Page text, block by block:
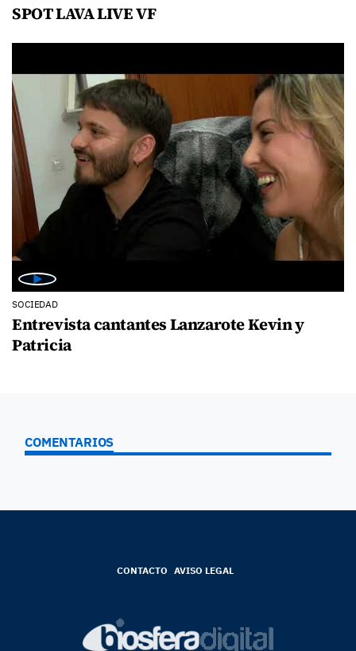
SPOT LAVA LIVE VF
SOCIEDAD
Entrevista cantantes Lanzarote Kevin y
Patricia
COMENTARIOS
CONTACTO AVISO LEGAL